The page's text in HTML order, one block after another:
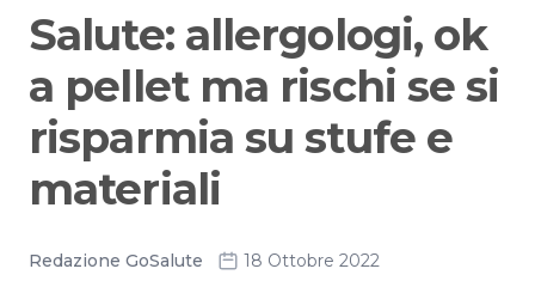
Salute: allergologi, ok
a pellet ma rischi se si
risparmia su stufe e
materiali
Redazione GoSalute 18 Ottobre 2022